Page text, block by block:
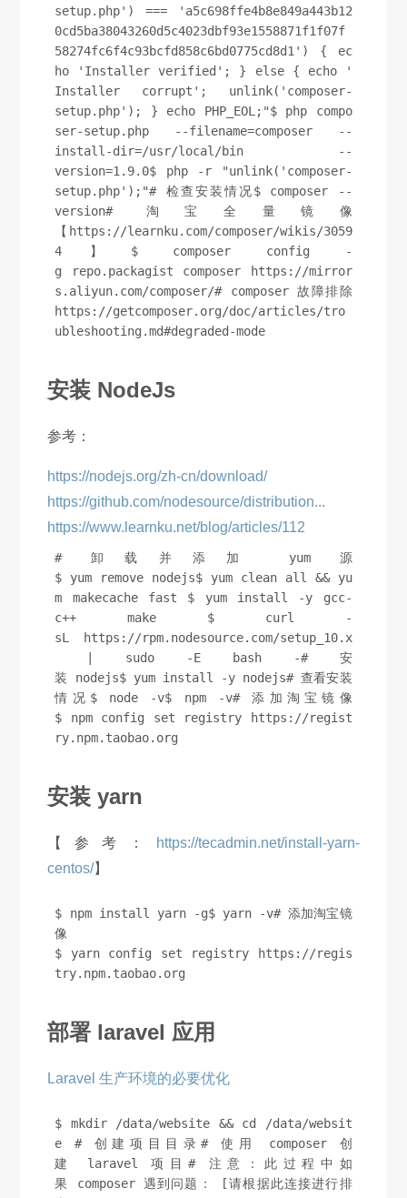
setup.php') === 'a5c698ffe4b8e849a443b12
0cd5ba38043260d5c4023dbf93e1558871f1f07f
58274fc6f4c93bcfd858c6bd0775cd8d1') { ec
ho 'Installer verified'; } else { echo '
Installer corrupt'; unlink('composer-
setup.php'); } echo PHP_EOL;"$ php compo
ser-setup.php --filename=composer --
install-dir=/usr/local/bin --
version=1.9.0$ php -r "unlink('composer-
setup.php');"# 检查安装情况$ composer --
version# 淘宝全量镜像
【https://learnku.com/composer/wikis/3059
4】$ composer config -
g repo.packagist composer https://mirror
s.aliyun.com/composer/# composer 故障排除
https://getcomposer.org/doc/articles/tro
ubleshooting.md#degraded-mode
安装 NodeJs
参考：
https://nodejs.org/zh-cn/download/
https://github.com/nodesource/distribution...
https://www.learnku.net/blog/articles/112
# 卸载并添加 yum 源
$ yum remove nodejs$ yum clean all && yu
m makecache fast $ yum install -y gcc-
c++ make $ curl -
sL https://rpm.nodesource.com/setup_10.x
| sudo -E bash -# 安
装 nodejs$ yum install -y nodejs# 查看安装
情况$ node -v$ npm -v# 添加淘宝镜像
$ npm config set registry https://regist
ry.npm.taobao.org
安装 yarn
【参考：
https://tecadmin.net/install-yarn-
centos/】
$ npm install yarn -g$ yarn -v# 添加淘宝镜
像
$ yarn config set registry https://regis
try.npm.taobao.org
部署 laravel 应用
Laravel 生产环境的必要优化
$ mkdir /data/website && cd /data/websit
e # 创建项目目录# 使用 composer 创
建 laravel 项目# 注意：此过程中如
果 composer 遇到问题： [请根据此连接进行排